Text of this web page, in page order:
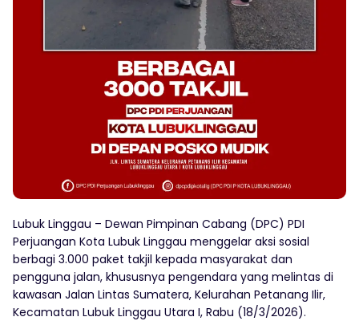
Lubuk Linggau – Dewan Pimpinan Cabang (DPC) PDI
Perjuangan Kota Lubuk Linggau menggelar aksi sosial
berbagi 3.000 paket takjil kepada masyarakat dan
pengguna jalan, khususnya pengendara yang melintas di
kawasan Jalan Lintas Sumatera, Kelurahan Petanang Ilir,
Kecamatan Lubuk Linggau Utara I, Rabu (18/3/2026).